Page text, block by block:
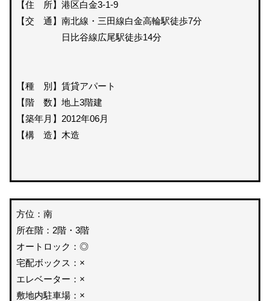
【住 所】港区白金3-1-9
【交 通】南北線・三田線白金高輪駅徒歩7分
日比谷線広尾駅徒歩14分
【種 別】賃貸アパート
【階 数】地上3階建
【築年月】2012年06月
【構 造】木造
方位：南
所在階：2階・3階
オートロック：◎
宅配ボックス：×
エレベーター：×
敷地内駐車場：×